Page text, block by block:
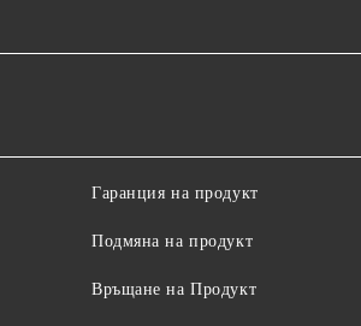
Гаранция на продукт
Подмяна на продукт
Връщане на Продукт